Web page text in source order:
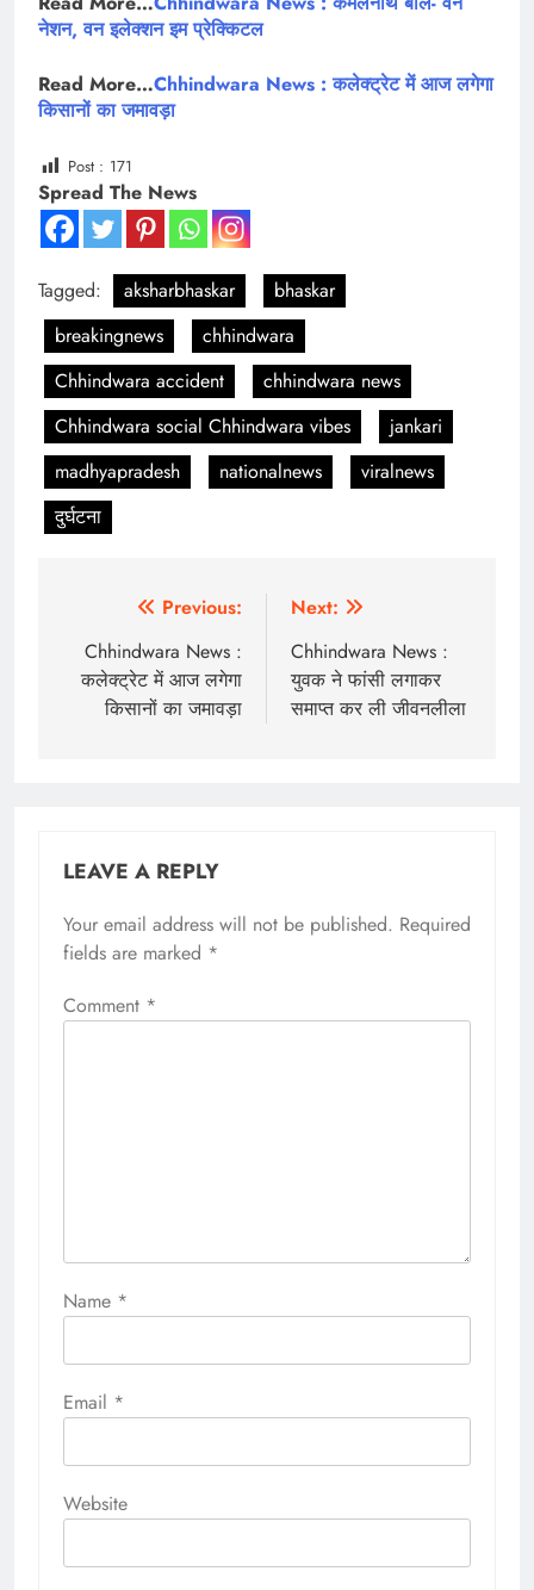
नेशन, वन इलेक्शन इम प्रेक्किटल
Read More…Chhindwara News : कलेक्ट्रेट में आज लगेगा
किसानों का जमावड़ा
Post : 171
Spread The News
Tagged: aksharbhaskar
bhaskar
breakingnews
chhindwara
Chhindwara accident
chhindwara news
Chhindwara social Chhindwara vibes
jankari
madhyapradesh
nationalnews
viralnews
दुर्घटना
navigation
Previous:
Chhindwara News :
कलेक्ट्रेट में आज लगेगा
किसानों का जमावड़ा
Next:
Chhindwara News :
युवक ने फांसी लगाकर
समाप्त कर ली जीवनलीला
LEAVE A REPLY
Your email address will not be published. Required
fields are marked *
Comment *
Name *
Email *
Website